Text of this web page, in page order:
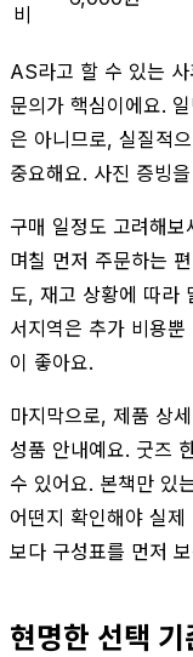
비
AS라고 할 수 있는 사
문의가 핵심이에요.
은 아니므로, 실질적
중요해요. 사진 증빙
구매 일정도 고려해
며칠 먼저 주문하는
도, 재고 상황에 따라
서지역은 추가 비용
이 좋아요.
마지막으로, 제품 상
성품 안내예요. 굿즈
수 있어요. 본책만 있
어떤지 확인해야 실
보다 구성표를 먼저
현명한 선택 기